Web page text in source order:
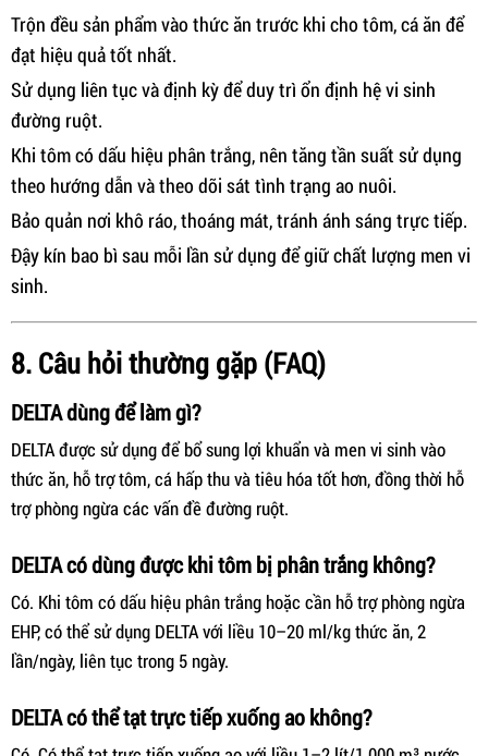
Trộn đều sản phẩm vào thức ăn trước khi cho tôm, cá ăn để
đạt hiệu quả tốt nhất.
Sử dụng liên tục và định kỳ để duy trì ổn định hệ vi sinh
đường ruột.
Khi tôm có dấu hiệu phân trắng, nên tăng tần suất sử dụng
theo hướng dẫn và theo dõi sát tình trạng ao nuôi.
Bảo quản nơi khô ráo, thoáng mát, tránh ánh sáng trực tiếp.
Đậy kín bao bì sau mỗi lần sử dụng để giữ chất lượng men vi
sinh.
8. Câu hỏi thường gặp (FAQ)
DELTA dùng để làm gì?
DELTA được sử dụng để bổ sung lợi khuẩn và men vi sinh vào
thức ăn, hỗ trợ tôm, cá hấp thu và tiêu hóa tốt hơn, đồng thời hỗ
trợ phòng ngừa các vấn đề đường ruột.
DELTA có dùng được khi tôm bị phân trắng không?
Có. Khi tôm có dấu hiệu phân trắng hoặc cần hỗ trợ phòng ngừa
EHP, có thể sử dụng DELTA với liều 10–20 ml/kg thức ăn, 2
lần/ngày, liên tục trong 5 ngày.
DELTA có thể tạt trực tiếp xuống ao không?